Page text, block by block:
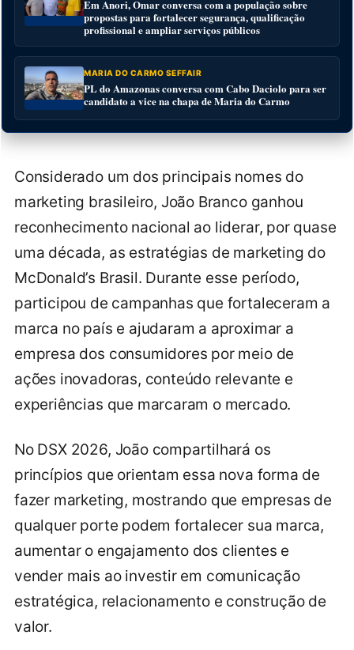
Em Anori, Omar conversa com a população sobre
propostas para fortalecer segurança, qualificação
profissional e ampliar serviços públicos
MARIA DO CARMO SEFFAIR
PL do Amazonas conversa com Cabo Daciolo para ser
candidato a vice na chapa de Maria do Carmo
Considerado um dos principais nomes do
marketing brasileiro, João Branco ganhou
reconhecimento nacional ao liderar, por quase
uma década, as estratégias de marketing do
McDonald’s Brasil. Durante esse período,
participou de campanhas que fortaleceram a
marca no país e ajudaram a aproximar a
empresa dos consumidores por meio de
ações inovadoras, conteúdo relevante e
experiências que marcaram o mercado.
No DSX 2026, João compartilhará os
princípios que orientam essa nova forma de
fazer marketing, mostrando que empresas de
qualquer porte podem fortalecer sua marca,
aumentar o engajamento dos clientes e
vender mais ao investir em comunicação
estratégica, relacionamento e construção de
valor.